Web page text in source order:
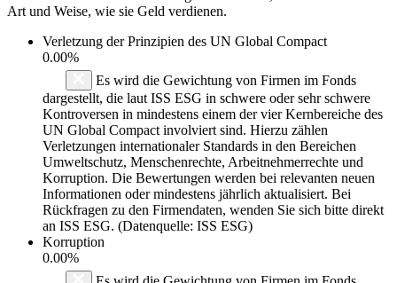
Art und Weise, wie sie Geld verdienen.
Verletzung der Prinzipien des UN Global Compact
0.00%
Es wird die Gewichtung von Firmen im Fonds
dargestellt, die laut ISS ESG in schwere oder sehr schwere
Kontroversen in mindestens einem der vier Kernbereiche des
UN Global Compact involviert sind. Hierzu zählen
Verletzungen internationaler Standards in den Bereichen
Umweltschutz, Menschenrechte, Arbeitnehmerrechte und
Korruption. Die Bewertungen werden bei relevanten neuen
Informationen oder mindestens jährlich aktualisiert. Bei
Rückfragen zu den Firmendaten, wenden Sie sich bitte direkt
an ISS ESG. (Datenquelle: ISS ESG)
Korruption
0.00%